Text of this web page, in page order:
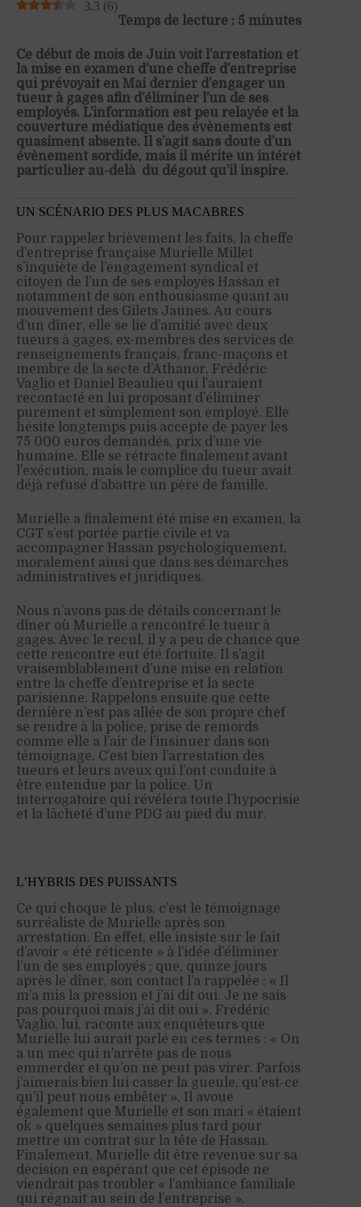
3.3 (6)
Temps de lecture : 5 minutes
Ce début de mois de Juin voit l’arrestation et
la mise en examen d’une cheffe d’entreprise
qui prévoyait en Mai dernier d’engager un
tueur à gages afin d’éliminer l’un de ses
employés. L’information est peu relayée et la
couverture médiatique des évènements est
quasiment absente. Il s’agit sans doute d’un
évènement sordide, mais il mérite un intérêt
particulier au-delà du dégoût qu’il inspire.
UN SCÉNARIO DES PLUS MACABRES
Pour rappeler brièvement les faits, la cheffe
d’entreprise française Murielle Millet
s’inquiète de l’engagement syndical et
citoyen de l’un de ses employés Hassan et
notamment de son enthousiasme quant au
mouvement des Gilets Jaunes. Au cours
d’un dîner, elle se lie d’amitié avec deux
tueurs à gages, ex-membres des services de
renseignements français, franc-maçons et
membre de la secte d’Athanor, Frédéric
Vaglio et Daniel Beaulieu qui l’auraient
recontacté en lui proposant d’éliminer
purement et simplement son employé. Elle
hésite longtemps puis accepte de payer les
75 000 euros demandés, prix d’une vie
humaine. Elle se rétracte finalement avant
l’exécution, mais le complice du tueur avait
déjà refusé d’abattre un père de famille.
Murielle a finalement été mise en examen, la
CGT s’est portée partie civile et va
accompagner Hassan psychologiquement,
moralement ainsi que dans ses démarches
administratives et juridiques.
Nous n’avons pas de détails concernant le
dîner où Murielle a rencontré le tueur à
gages. Avec le recul, il y a peu de chance que
cette rencontre eut été fortuite. Il s’agit
vraisemblablement d’une mise en relation
entre la cheffe d’entreprise et la secte
parisienne. Rappelons ensuite que cette
dernière n’est pas allée de son propre chef
se rendre à la police, prise de remords
comme elle a l’air de l’insinuer dans son
témoignage. C’est bien l’arrestation des
tueurs et leurs aveux qui l’ont conduite à
être entendue par la police. Un
interrogatoire qui révélera toute l’hypocrisie
et la lâcheté d’une PDG au pied du mur.
L’HYBRIS DES PUISSANTS
Ce qui choque le plus, c’est le témoignage
surréaliste de Murielle après son
arrestation. En effet, elle insiste sur le fait
d’avoir « été réticente » à l’idée d’éliminer
l’un de ses employés ; que, quinze jours
après le dîner, son contact l’a rappelée : « Il
m’a mis la pression et j’ai dit oui. Je ne sais
pas pourquoi mais j’ai dit oui ». Frédéric
Vaglio, lui, raconte aux enquêteurs que
Murielle lui aurait parlé en ces termes : « On
a un mec qui n’arrête pas de nous
emmerder et qu’on ne peut pas virer. Parfois
j’aimerais bien lui casser la gueule, qu’est-ce
qu’il peut nous embêter ». Il avoue
également que Murielle et son mari « étaient
ok » quelques semaines plus tard pour
mettre un contrat sur la tête de Hassan.
Finalement, Murielle dit être revenue sur sa
décision en espérant que cet épisode ne
viendrait pas troubler « l’ambiance familiale
qui régnait au sein de l’entreprise ».